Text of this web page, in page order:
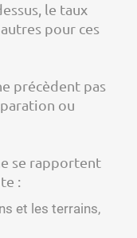
le taux
pour ces
précèdent pas
ou
se rapportent
:
et les terrains,